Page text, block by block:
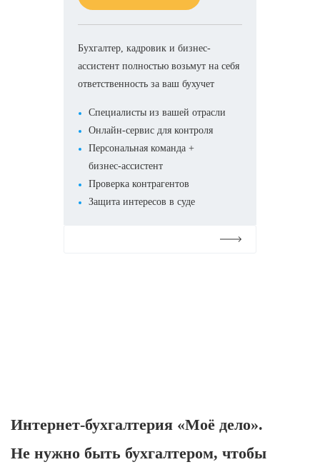
Бухгалтер, кадровик и бизнес-
ассистент полностью возьмут на себя
ответственность за ваш бухучет
Специалисты из вашей отрасли
Онлайн-сервис для контроля
Персональная команда +
бизнес-ассистент
Проверка контрагентов
Защита интересов в суде
Интернет-бухгалтерия «Моё дело».
Не нужно быть бухгалтером, чтобы